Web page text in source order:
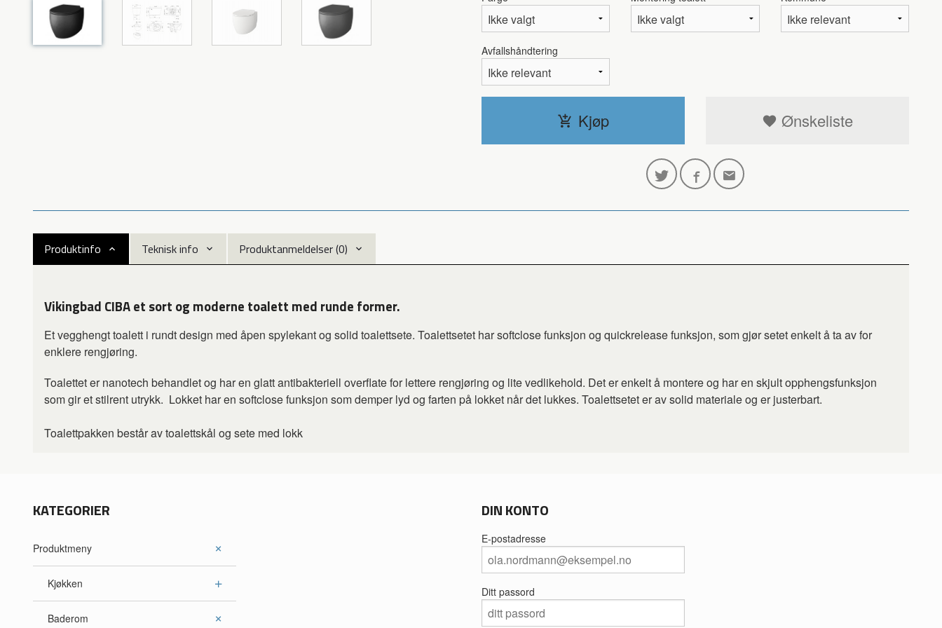
Avfallshåndtering
Kjøp Ønskeliste
Produktinfo Teknisk info Produktanmeldelser (0)
Vikingbad CIBA et sort og moderne toalett med runde former.
Et vegghengt toalett i rundt design med åpen spylekant og solid toalettsete. Toalettsetet har softclose funksjon og quickrelease funksjon, som gjør setet enkelt å ta av for
enklere rengjøring.
Toalettet er nanotech behandlet og har en glatt antibakteriell overflate for lettere rengjøring og lite vedlikehold. Det er enkelt å montere og har en skjult opphengsfunksjon
som gir et stilrent utrykk. Lokket har en softclose funksjon som demper lyd og farten på lokket når det lukkes. Toalettsetet er av solid materiale og er justerbart.
Toalettpakken består av toalettskål og sete med lokk
KATEGORIER
Produktmeny
Kjøkken
Baderom
DIN KONTO
E-postadresse
Ditt passord